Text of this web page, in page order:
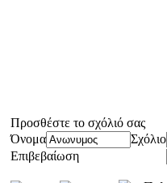
Προσθέστε το σχόλιό σας
Όνομα
Σχόλιο
Επιβεβαίωση